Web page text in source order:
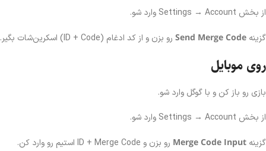
از بخش Settings → Account وارد شو.
گزینه Send Merge Code رو بزن و از کد ادغام (ID + Code) اسکرین‌شات بگیر.
روی موبایل
بازی رو باز کن و با گوگل وارد شو.
از بخش Settings → Account وارد شو.
گزینه Merge Code Input رو بزن و ID + Merge Code استیم رو وارد کن.